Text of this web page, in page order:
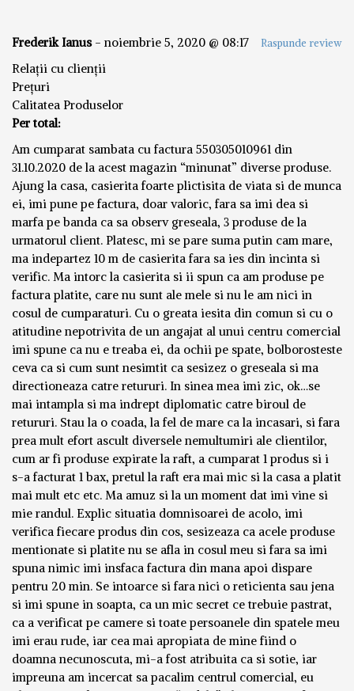
Frederik Ianus- noiembrie 5, 2020 @ 08:17 Raspunde review
Relații cu clienții
Prețuri
Calitatea Produselor
Per total:
Am cumparat sambata cu factura 550305010961 din
31.10.2020 de la acest magazin “minunat” diverse produse.
Ajung la casa, casierita foarte plictisita de viata si de munca
ei, imi pune pe factura, doar valoric, fara sa imi dea si
marfa pe banda ca sa observ greseala, 3 produse de la
urmatorul client. Platesc, mi se pare suma putin cam mare,
ma indepartez 10 m de casierita fara sa ies din incinta si
verific. Ma intorc la casierita si ii spun ca am produse pe
factura platite, care nu sunt ale mele si nu le am nici in
cosul de cumparaturi. Cu o greata iesita din comun si cu o
atitudine nepotrivita de un angajat al unui centru comercial
imi spune ca nu e treaba ei, da ochii pe spate, bolborosteste
ceva ca si cum sunt nesimtit ca sesizez o greseala si ma
directioneaza catre retururi. In sinea mea imi zic, ok…se
mai intampla si ma indrept diplomatic catre biroul de
retururi. Stau la o coada, la fel de mare ca la incasari, si fara
prea mult efort ascult diversele nemultumiri ale clientilor,
cum ar fi produse expirate la raft, a cumparat 1 produs si i
s-a facturat 1 bax, pretul la raft era mai mic si la casa a platit
mai mult etc etc. Ma amuz si la un moment dat imi vine si
mie randul. Explic situatia domnisoarei de acolo, imi
verifica fiecare produs din cos, sesizeaza ca acele produse
mentionate si platite nu se afla in cosul meu si fara sa imi
spuna nimic imi insfaca factura din mana apoi dispare
pentru 20 min. Se intoarce si fara nici o reticienta sau jena
si imi spune in soapta, ca un mic secret ce trebuie pastrat,
ca a verificat pe camere si toate persoanele din spatele meu
imi erau rude, iar cea mai apropiata de mine fiind o
doamna necunoscuta, mi-a fost atribuita ca si sotie, iar
impreuna am incercat sa pacalim centrul comercial, eu